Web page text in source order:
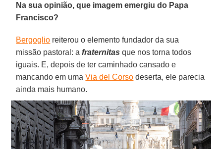
Na sua opinião, que imagem emergiu do Papa
Francisco?
Bergoglio reiterou o elemento fundador da sua
missão pastoral: afraternitas que nos torna todos
iguais. E, depois de ter caminhado cansado e
mancando em umaVia del Corso deserta, ele parecia
ainda mais humano.